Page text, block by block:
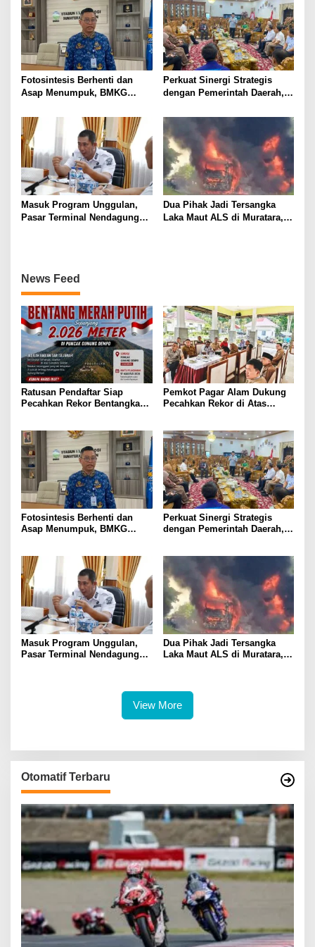
Fotosintesis Berhenti dan
Asap Menumpuk, BMKG
Udara Malam Hari
Perkuat Sinergi Strategis
dengan Pemerintah Daerah,
Akselerasi Perekonomian
Kabupaten Lahat
Masuk Program Unggulan,
Pasar Terminal Nendagung
Dua Pihak Jadi Tersangka
Laka Maut ALS di Muratara,
News Feed
Ratusan Pendaftar Siap
Pecahkan Rekor Bentangkan
Pemkot Pagar Alam Dukung
Pecahkan Rekor di Atas
Fotosintesis Berhenti dan
Asap Menumpuk, BMKG
Perkuat Sinergi Strategis
dengan Pemerintah Daerah,
Kabupaten Lahat
Masuk Program Unggulan,
Pasar Terminal Nendagung
Dua Pihak Jadi Tersangka
Laka Maut ALS di Muratara,
View More
Otomatif Terbaru